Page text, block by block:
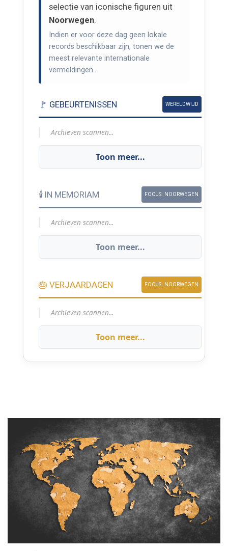
selectie van iconische figuren uit
Noorwegen.
Indien er voor deze dag geen lokale
records beschikbaar zijn, tonen we de
meest relevante internationale
vermeldingen.
🚩 GEBEURTENISSEN WERELDWIJD
Archieven scannen...
Toon meer...
🕯️ IN MEMORIAM FOCUS: NOORWEGEN
Archieven scannen...
Toon meer...
🎂 VERJAARDAGEN FOCUS: NOORWEGEN
Archieven scannen...
Toon meer...